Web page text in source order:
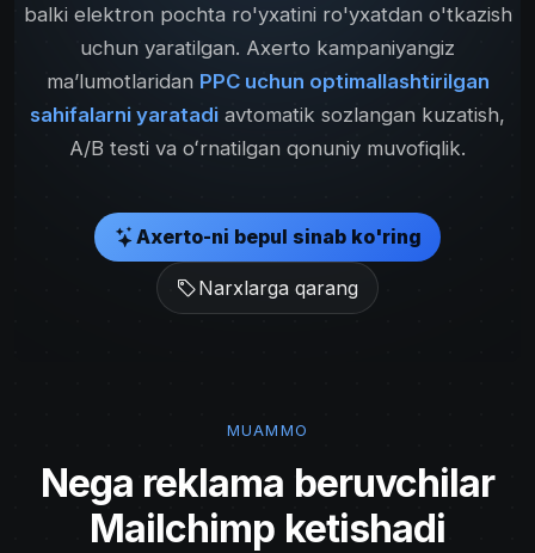
balki elektron pochta ro'yxatini ro'yxatdan o'tkazish
uchun yaratilgan. Axerto kampaniyangiz
maʼlumotlaridan PPC uchun optimallashtirilgan
sahifalarni yaratadi avtomatik sozlangan kuzatish,
A/B testi va oʻrnatilgan qonuniy muvofiqlik.
Axerto-ni bepul sinab ko'ring
Narxlarga qarang
MUAMMO
Nega reklama beruvchilar
Mailchimp ketishadi